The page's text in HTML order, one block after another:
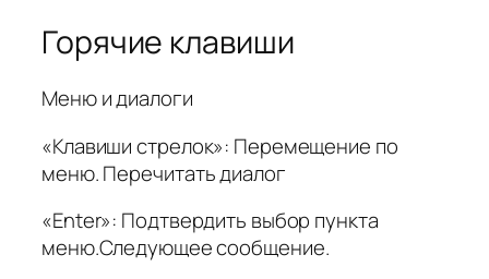
Горячие клавиши
Меню и диалоги
«Клавиши стрелок»: Перемещение по
меню. Перечитать диалог
«Enter»: Подтвердить выбор пункта
меню.Следующее сообщение.